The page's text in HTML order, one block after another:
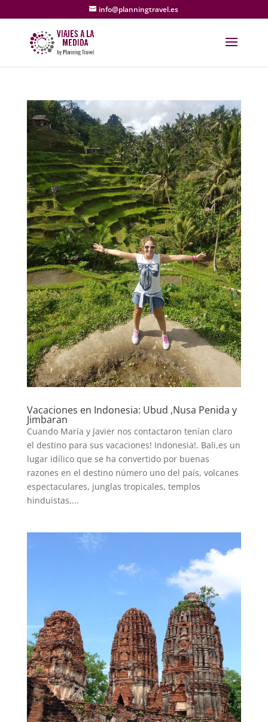
info@planningtravel.es
Vacaciones en Indonesia: Ubud ,Nusa Penida y
Jimbaran
Cuando María y Javier nos contactaron tenían claro
el destino para sus vacaciones! Indonesia!. Bali,es un
lugar idílico que se ha convertido por buenas
razones en el destino número uno del país, volcanes
espectaculares, junglas tropicales, templos
hinduistas,...